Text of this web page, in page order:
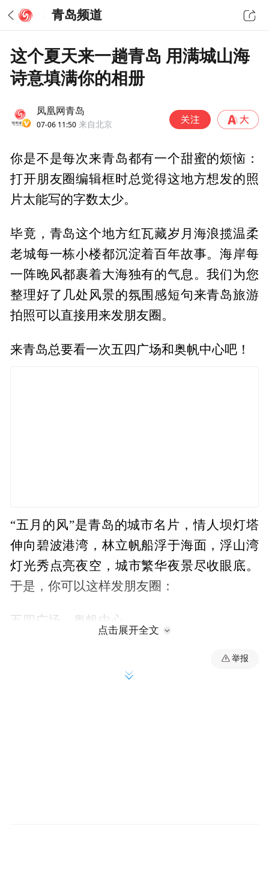
青岛频道
这个夏天来一趟青岛 用满城山海
诗意填满你的相册
凤凰网青岛
07-06 11:50 来自北京
你是不是每次来青岛都有一个甜蜜的烦恼：
打开朋友圈编辑框时总觉得这地方想发的照
片太能写的字数太少。
毕竟，青岛这个地方红瓦藏岁月海浪揽温柔
老城每一栋小楼都沉淀着百年故事。海岸每
一阵晚风都裹着大海独有的气息。我们为您
整理好了几处风景的氛围感短句来青岛旅游
拍照可以直接用来发朋友圈。
来青岛总要看一次五四广场和奥帆中心吧！
“五月的风”是青岛的城市名片，情人坝灯塔
伸向碧波港湾，林立帆船浮于海面，浮山湾
灯光秀点亮夜空，城市繁华夜景尽收眼底。
于是，你可以这样发朋友圈：
五四广场、奥帆中心
📍青岛·第一站 白帆映碧海，高楼揽长风。
点击展开全文
举报